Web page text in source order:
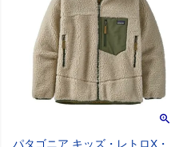
パタゴニア キッズ・レトロX・